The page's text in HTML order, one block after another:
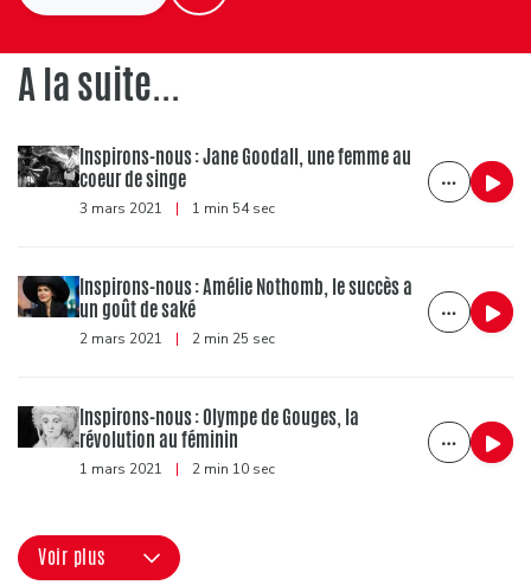
A la suite...
Inspirons-nous : Jane Goodall, une femme au
coeur de singe
3 mars 2021 | 1 min 54 sec
Inspirons-nous : Amélie Nothomb, le succès a
un goût de saké
2 mars 2021 | 2 min 25 sec
Inspirons-nous : Olympe de Gouges, la
révolution au féminin
1 mars 2021 | 2 min 10 sec
Voir plus